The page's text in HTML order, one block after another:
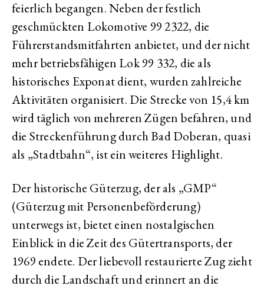
feierlich begangen. Neben der festlich
geschmückten Lokomotive 99 2322, die
Führerstandsmitfahrten anbietet, und der nicht
mehr betriebsfähigen Lok 99 332, die als
historisches Exponat dient, wurden zahlreiche
Aktivitäten organisiert. Die Strecke von 15,4 km
wird täglich von mehreren Zügen befahren, und
die Streckenführung durch Bad Doberan, quasi
als „Stadtbahn“, ist ein weiteres Highlight.
Der historische Güterzug, der als „GMP“
(Güterzug mit Personenbeförderung)
unterwegs ist, bietet einen nostalgischen
Einblick in die Zeit des Gütertransports, der
1969 endete. Der liebevoll restaurierte Zug zieht
durch die Landschaft und erinnert an die